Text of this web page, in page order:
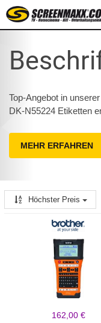
Top-Angebot in
DK-N55224 Etiketten
MEHR ERFAHREN
Höchster Preis
162,00 €